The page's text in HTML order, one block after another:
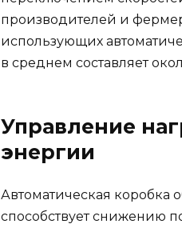
производителей и
использующих
в среднем составляет
Управление
энергии
Автоматическая коробка
способствует снижению